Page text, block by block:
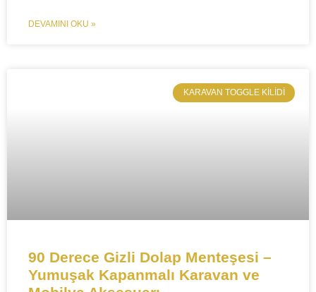
DEVAMINI OKU »
KARAVAN TOGGLE KILIDI​
​​​​90 Derece Gizli Dolap Menteşesi –
Yumuşak Kapanmalı Karavan ve